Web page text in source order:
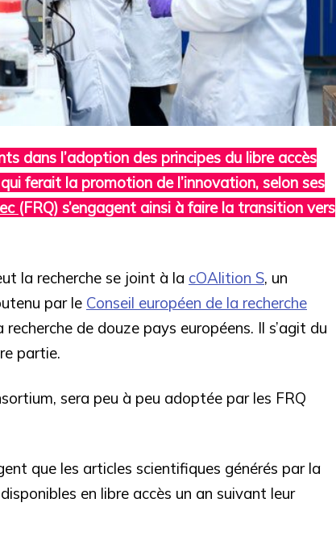
dans l’adoption des principes du libre accès
ferait la promotion de l’innovation, selon ses
(FRQ) s’engagent ainsi à faire la transition vers
la recherche se joint à la cOAlition S, un
par le Conseil européen de la recherche
de douze pays européens. Il s’agit du
partie.
sera peu à peu adoptée par les FRQ
que les articles scientifiques générés par la
en libre accès un an suivant leur